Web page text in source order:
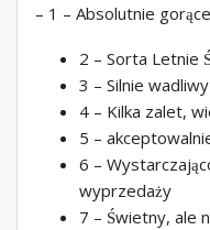
– 1 – Absolutnie
2 – Sorta Letnie
3 – Silnie
4 – Kilka zalet,
5 –
6 –
wyprzedaży
7 – Świetny, ale